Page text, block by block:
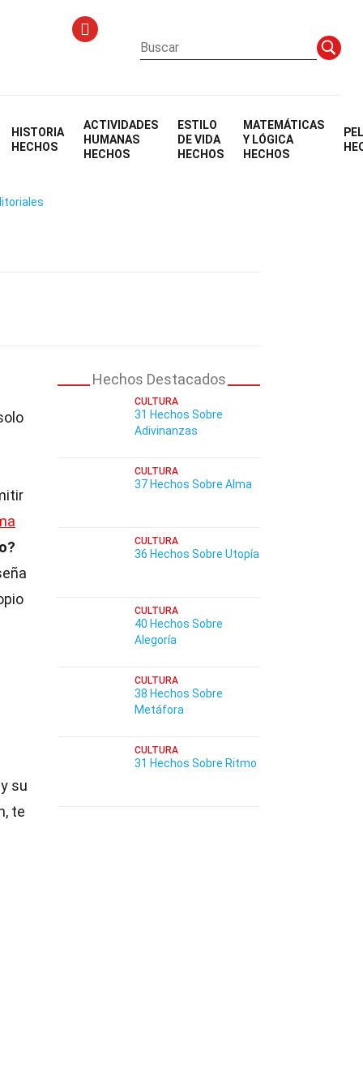
HISTORIA
HECHOS
ACTIVIDADES
HUMANAS
HECHOS
ESTILO
DE VIDA
HECHOS
MATEMÁTICAS
Y LÓGICA
HECHOS
su
te
Hechos Destacados
CULTURA
31 Hechos Sobre
Adivinanzas
CULTURA
37 Hechos Sobre Alma
CULTURA
36 Hechos Sobre Utopía
CULTURA
40 Hechos Sobre
Alegoría
CULTURA
38 Hechos Sobre
Metáfora
CULTURA
31 Hechos Sobre Ritmo